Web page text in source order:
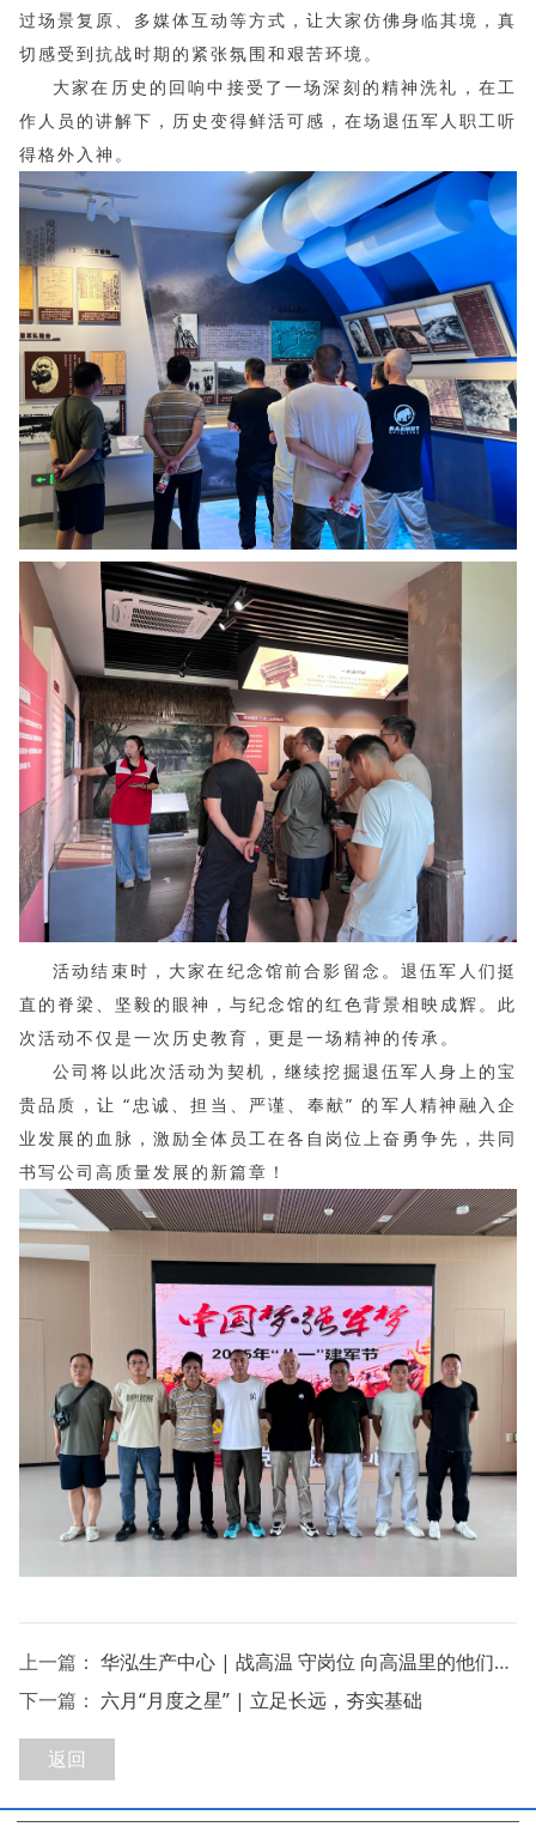
过场景复原、多媒体互动等方式，让大家仿佛身临其境，真
切感受到抗战时期的紧张氛围和艰苦环境。
大家在历史的回响中接受了一场深刻的精神洗礼，在工
作人员的讲解下，历史变得鲜活可感，在场退伍军人职工听
得格外入神。
活动结束时，大家在纪念馆前合影留念。退伍军人们挺
直的脊梁、坚毅的眼神，与纪念馆的红色背景相映成辉。此
次活动不仅是一次历史教育，更是一场精神的传承。
公司将以此次活动为契机，继续挖掘退伍军人身上的宝
贵品质，让 “忠诚、担当、严谨、奉献” 的军人精神融入企
业发展的血脉，激励全体员工在各自岗位上奋勇争先，共同
书写公司高质量发展的新篇章！
上一篇： 华泓生产中心 | 战高温 守岗位 向高温里的他们致敬
下一篇： 六月“月度之星” | 立足长远，夯实基础
返回